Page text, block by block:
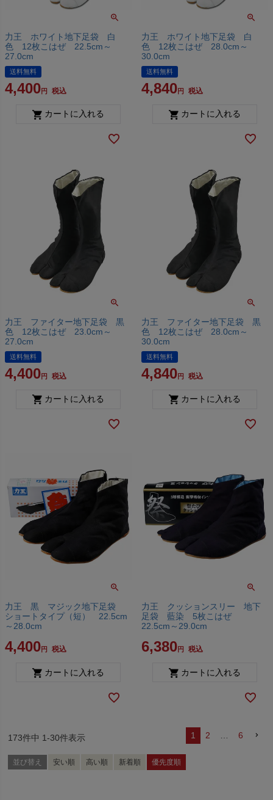
力王 ホワイト地下足袋 白
色 12枚こはぜ 22.5cm～
27.0cm
送料無料
4,400 税込
カートに入れる
力王 ホワイト地下足袋 白
色 12枚こはぜ 28.0cm～
30.0cm
送料無料
4,840 税込
カートに入れる
力王 ファイター地下足袋 黒
色 12枚こはぜ 23.0cm～
27.0cm
送料無料
4,400 税込
カートに入れる
力王 ファイター地下足袋 黒
色 12枚こはぜ 28.0cm～
30.0cm
送料無料
4,840 税込
カートに入れる
力王 黒 マジック地下足袋
ショートタイプ（短） 22.5cm
～28.0cm
4,400 税込
カートに入れる
力王 クッションスリー 地下
足袋 藍染 5枚こはぜ
22.5cm～29.0cm
6,380 税込
カートに入れる
並び替え 安い順 高い順 新着順 優先度順
173件中 1-30件表示 1 2 … 6